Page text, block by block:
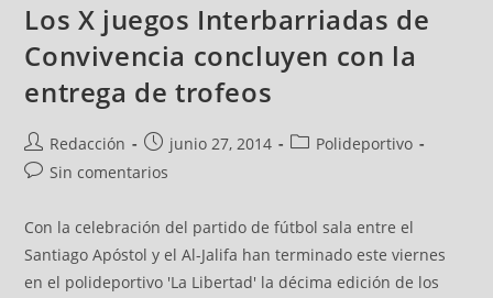
Los X juegos Interbarriadas de
Convivencia concluyen con la
entrega de trofeos
Redacción junio 27, 2014
Polideportivo
Sin comentarios
Con la celebración del partido de fútbol sala entre el
Santiago Apóstol y el Al-Jalifa han terminado este viernes
en el polideportivo 'La Libertad' la décima edición de los